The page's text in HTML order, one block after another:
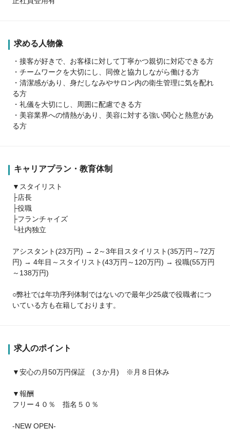
求める人物像
・接客が好きで、お客様に対して丁寧かつ親切に対応できる方
・チームワークを大切にし、同僚と協力しながら働ける方
・清潔感があり、身だしなみやサロン内の衛生管理に気を配れ
る方
・礼儀を大切にし、周囲に配慮できる方
・美容業界への情熱があり、美容に対する強い関心と熱意があ
る方
キャリアプラン・教育体制
▼スタイリスト
├店長
├役職
├フランチャイズ
└社内独立
アシスタント(23万円) → 2～3年目スタイリスト(35万円～72万
円) → 4年目～スタイリスト(43万円～120万円) → 役職(55万円
～138万円)
○弊社では年功序列体制ではないので最年少25歳で役職者につ
いている方も在籍しております。
求人のポイント
▼安心の月50万円保証 (３か月) ※月８日休み
▼報酬
フリー４０％ 指名５０％
-NEW OPEN-